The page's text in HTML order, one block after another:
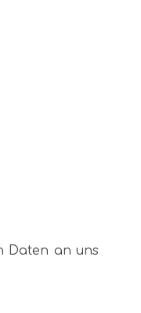
Daten an uns